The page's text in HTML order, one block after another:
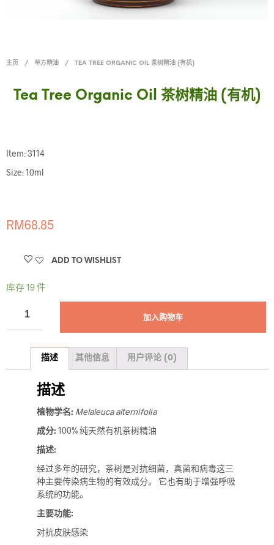
主页 / 单方精油 / TEA TREE ORGANIC OIL 茶树精油 (有机)
Tea Tree Organic Oil 茶树精油 (有机)
Item: 3114
Size: 10ml
RM68.85
ADD TO WISHLIST
库存 19 件
加入购物车
描述 其他信息 用户评论 (0)
描述
植物学名: Melaleuca alternifolia
成分:100% 纯天然有机茶树精油
描述:
经过多年的研究，茶树是对抗细菌，真菌和病毒这三
种主要传染病生物的有效成分。 它也有助于增强呼吸
系统的功能。
主要功能:
对抗皮肤感染